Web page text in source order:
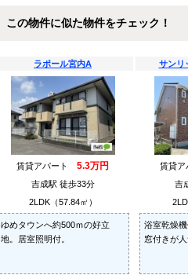
この物件に似た物件をチェック！
ラポール宮内A
賃貸アパート 5.3万円
吉成駅 徒歩33分
2LDK（57.84㎡）
ゆめタウンへ約500ｍの好立
地。居室照明付。
サンリ
賃貸
吉
浴室乾燥
窓付きが人